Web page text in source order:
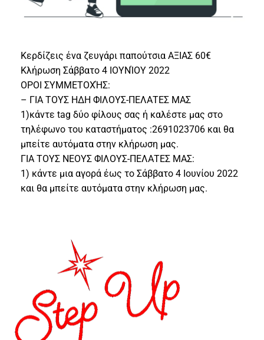
Κερδίζεις ένα ζευγάρι παπούτσια ΑΞΙΑΣ 60€
Κλήρωση Σάββατο 4 ΙΟΥΝΊΟΥ 2022
ΟΡΟΙ ΣΥΜΜΕΤΟΧΉΣ:
– ΓΙΑ ΤΟΥΣ ΗΔΗ ΦΙΛΟΥΣ-ΠΕΛΑΤΕΣ ΜΑΣ
1)κάντε tag δύο φίλους σας ή καλέστε μας στο
τηλέφωνο του καταστήματος :2691023706 και θα
μπείτε αυτόματα στην κλήρωση μας.
ΓΙΑ ΤΟΥΣ ΝΕΟΥΣ ΦΙΛΟΥΣ-ΠΕΛΑΤΕΣ ΜΑΣ:
1) κάντε μια αγορά έως το Σάββατο 4 Ιουνίου 2022
και θα μπείτε αυτόματα στην κλήρωση μας.